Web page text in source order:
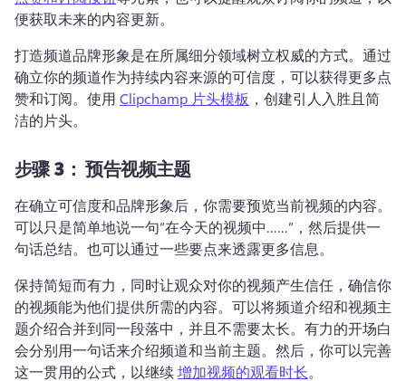
便获取未来的内容更新。
打造频道品牌形象是在所属细分领域树立权威的方式。 通过
确立你的频道作为持续内容来源的可信度，可以获得更多点
赞和订阅。 使用 Clipchamp 片头模板 ，创建引人入胜且简
洁的片头。
步骤 3：预告视频主题
在确立可信度和品牌形象后，你需要预览当前视频的内容。
可以只是简单地说一句“在今天的视频中……”，然后提供一
句话总结。 也可以通过一些要点来透露更多信息。
保持简短而有力，同时让观众对你的视频产生信任，确信你
的视频能为他们提供所需的内容。 可以将频道介绍和视频主
题介绍合并到同一段落中，并且不需要太长。 有力的开场白
会分别用一句话来介绍频道和当前主题。 然后，你可以完善
这一贯用的公式，以继续 增加视频的观看时长。